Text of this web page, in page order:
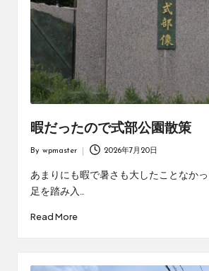
暇だったので式部公園散策
by
By wpmaster 2026年7月20日
あまりにも暇で暑さも大したことなかっ
足を踏み入…
Read More